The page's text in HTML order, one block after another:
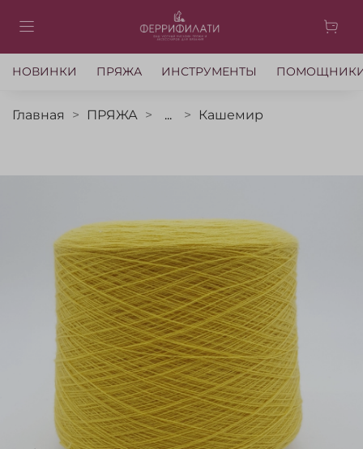
НОВИНКИ ПРЯЖА ИНСТРУМЕНТЫ
Главная ПРЯЖА ... Кашемир